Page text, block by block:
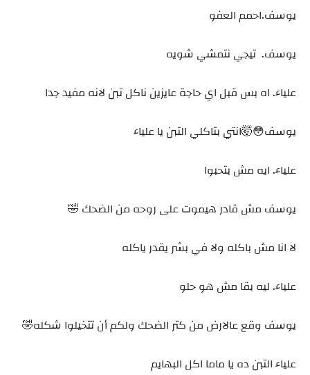
يوسف.احمم العفو
يوسف. تيجي نتمشي شويه
علياء. اه بس قبل اي حاجة عايزين ناكل تبن لانه مفيد جدا
يوسف😳🤯انتي بتاكلي التبن يا علياء
علياء. ايه مش بتحبوا
يوسف مش قادر هيموت على روحه من الضحك 🤣
لا انا مش باكله ولا في بشر يقدر ياكله
علياء. ليه بقا مش هو حلو
يوسف وقع عالارض من كتر الضحك ولكم أن تتخيلوا شكله🤣
علياء التبن ده يا ماما اكل البهايم